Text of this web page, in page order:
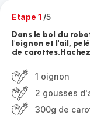
Etape 1 /5
Dans le bol du
l'oignon et l'ail,
de
1 oignon
2 gousses
300g de